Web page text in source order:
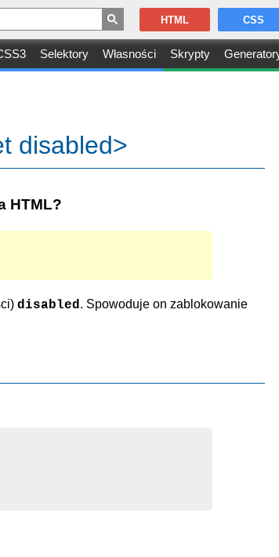
Selektory Własności Skrypty
HTML CSS
disabled>
HTML?
disabled. Spowoduje on zablokowanie